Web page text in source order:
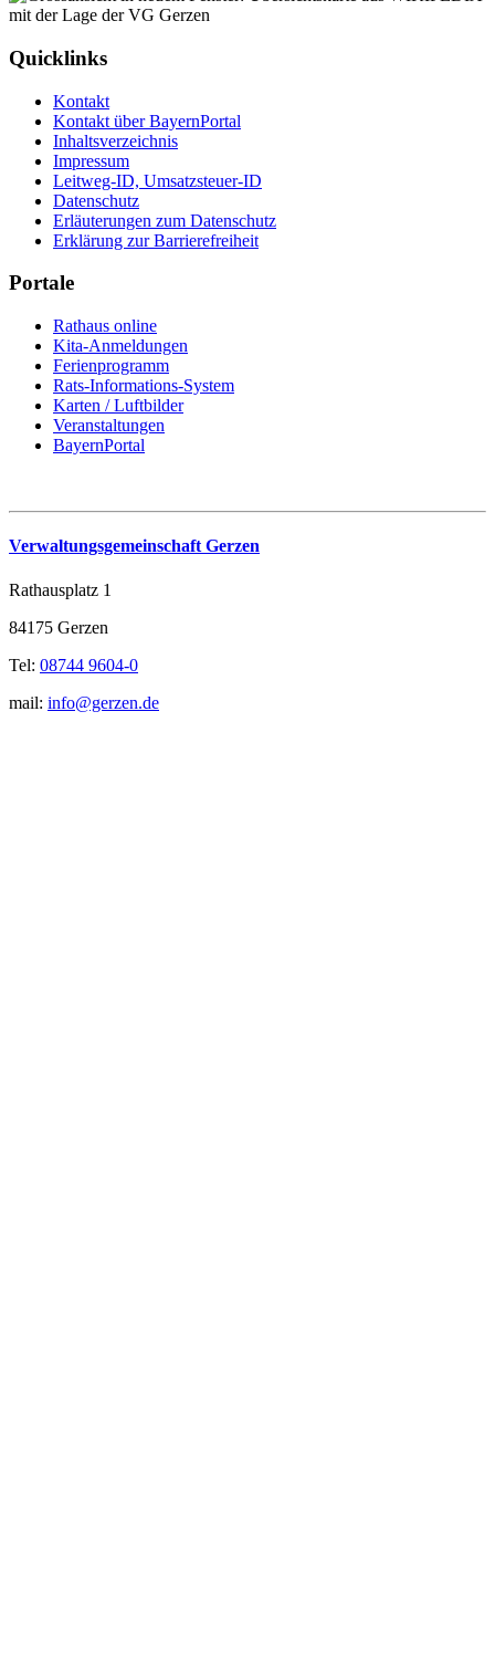
Quicklinks
Kontakt
Kontakt über BayernPortal
Inhaltsverzeichnis
Impressum
Leitweg-ID, Umsatzsteuer-ID
Datenschutz
Erläuterungen zum Datenschutz
Erklärung zur Barrierefreiheit
Portale
Rathaus online
Kita-Anmeldungen
Ferienprogramm
Rats-Informations-System
Karten / Luftbilder
Veranstaltungen
BayernPortal
Verwaltungsgemeinschaft Gerzen
Rathausplatz 1
84175 Gerzen
Tel: 08744 9604-0
mail: info@gerzen.de